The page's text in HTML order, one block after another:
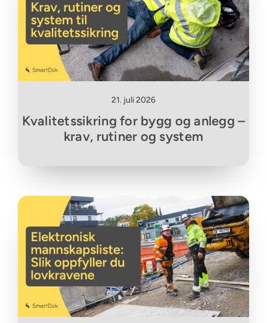
21. juli 2026
Kvalitetssikring for bygg og anlegg –
krav, rutiner og system